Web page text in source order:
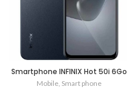
Smartphone INFINIX Hot 50i 6Go
128Go – Noir – Garantie 1 an
Mobile, Smart phone